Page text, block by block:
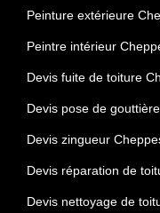
Peinture extérieure
Peintre intérieur
Devis fuite de toiture
Devis pose de
Devis zingueur
Devis réparation de
Devis nettoyage de